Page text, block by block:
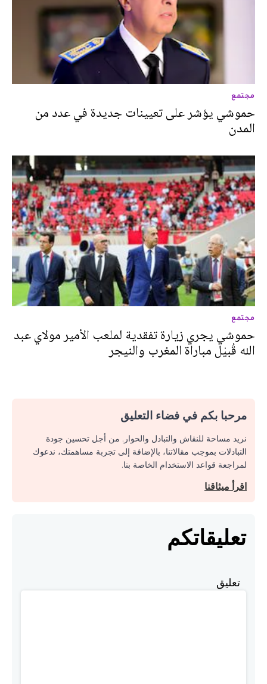
مجتمع
حموشي يؤشر على تعيينات جديدة في عدد من
المدن
مجتمع
حموشي يجري زيارة تفقدية لملعب الأمير مولاي عبد
الله قُبيْل مباراة المغرب والنيجر
مرحبا بكم في فضاء التعليق
نريد مساحة للنقاش والتبادل والحوار. من أجل تحسين جودة
التبادلات بموجب مقالاتنا، بالإضافة إلى تجربة مساهمتك، ندعوك
لمراجعة قواعد الاستخدام الخاصة بنا.
اقرأ ميثاقنا
تعليقاتكم
تعليق